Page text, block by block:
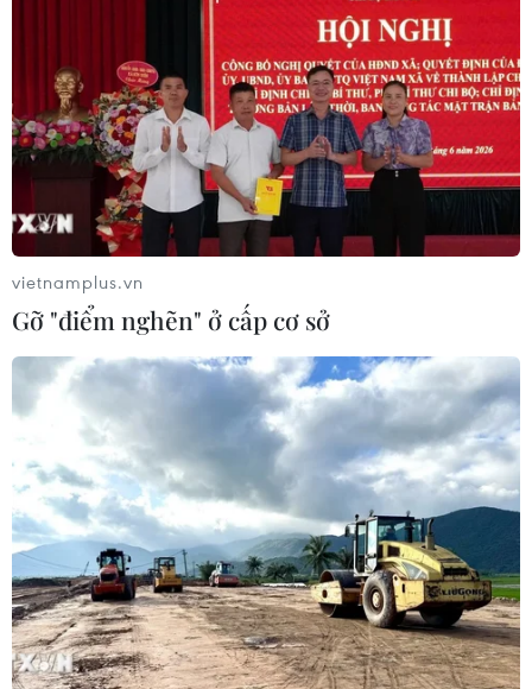
Công nhân môi trường - những
người thầm lặng cùng Thủ đô chống dịch
09/08/2021 01:52
Đêm về, những con phố Hà Nội trong giai đoạn giãn
cách xã hội phòng, chống dịch COVID-19 càng thêm
vắng lặng, đó là lúc những công nhân môi trường cần
mẫn, âm thầm làm việc để làm sạch phố phường.
vietnamplus.vn
Gỡ "điểm nghẽn" ở cấp cơ sở